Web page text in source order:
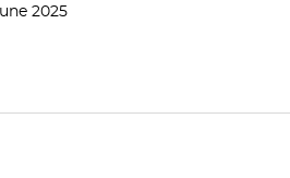
2025